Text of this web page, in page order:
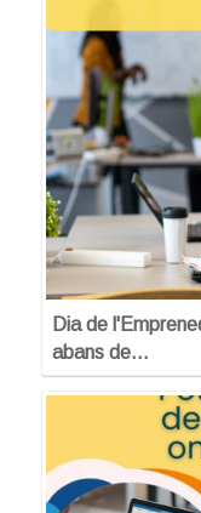
Dia de
abans de…